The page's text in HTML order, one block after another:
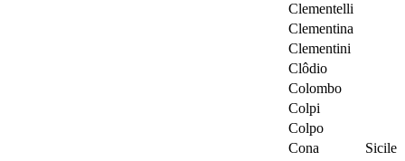
Clementelli
Clementina
Clementini
Clôdio
Colombo
Colpi
Colpo
Cona
Sicile